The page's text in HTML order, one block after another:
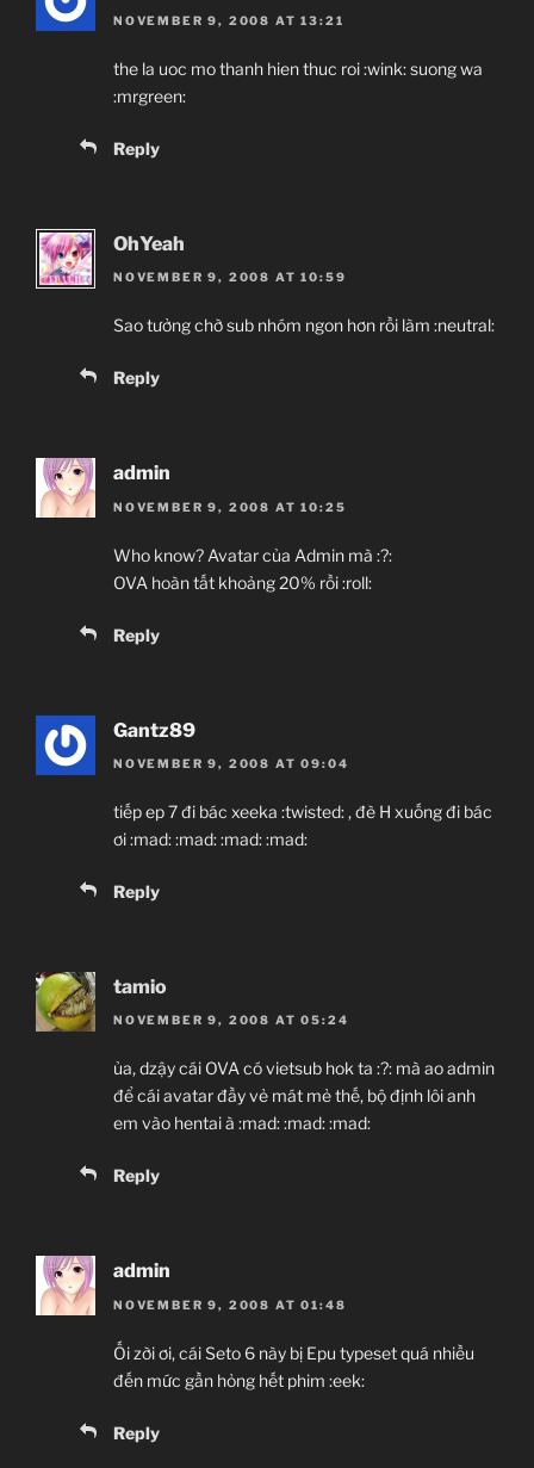
NOVEMBER 9, 2008 AT 13:21
the la uoc mo thanh hien thuc roi :wink: suong wa
:mrgreen:
Reply
OhYeah
NOVEMBER 9, 2008 AT 10:59
Sao tưởng chờ sub nhóm ngon hơn rồi làm :neutral:
Reply
admin
NOVEMBER 9, 2008 AT 10:25
Who know? Avatar của Admin mà :?:
OVA hoàn tất khoảng 20% rồi :roll:
Reply
Gantz89
NOVEMBER 9, 2008 AT 09:04
tiếp ep 7 đi bác xeeka :twisted: , đè H xuống đi bác
ơi :mad: :mad: :mad: :mad:
Reply
tamio
NOVEMBER 9, 2008 AT 05:24
ủa, dzậy cái OVA có vietsub hok ta :?: mà ao admin
để cái avatar đầy vẻ mát mẻ thế, bộ định lôi anh
em vào hentai à :mad: :mad: :mad:
Reply
admin
NOVEMBER 9, 2008 AT 01:48
Ối zời ơi, cái Seto 6 này bị Epu typeset quá nhiều
đến mức gần hỏng hết phim :eek:
Reply